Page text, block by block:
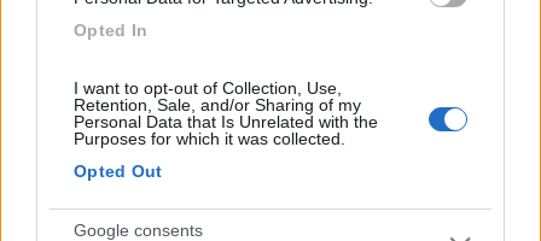
Opted In
I want to opt-out of Collection, Use,
Retention, Sale, and/or Sharing of my
Personal Data that Is Unrelated with the
Purposes for which it was collected.
Opted Out
Google consents
tubo che ho preso per le guarnizioni delle finestre e' a base di
mi chiedo se l'olio per i cilindri delle serrature potrebbe andare
bene per la ghigliottina (anche se non e' molto ecologico ma se
be mette poco...)
Walterxr